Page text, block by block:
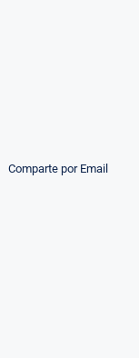
Comparte por Email